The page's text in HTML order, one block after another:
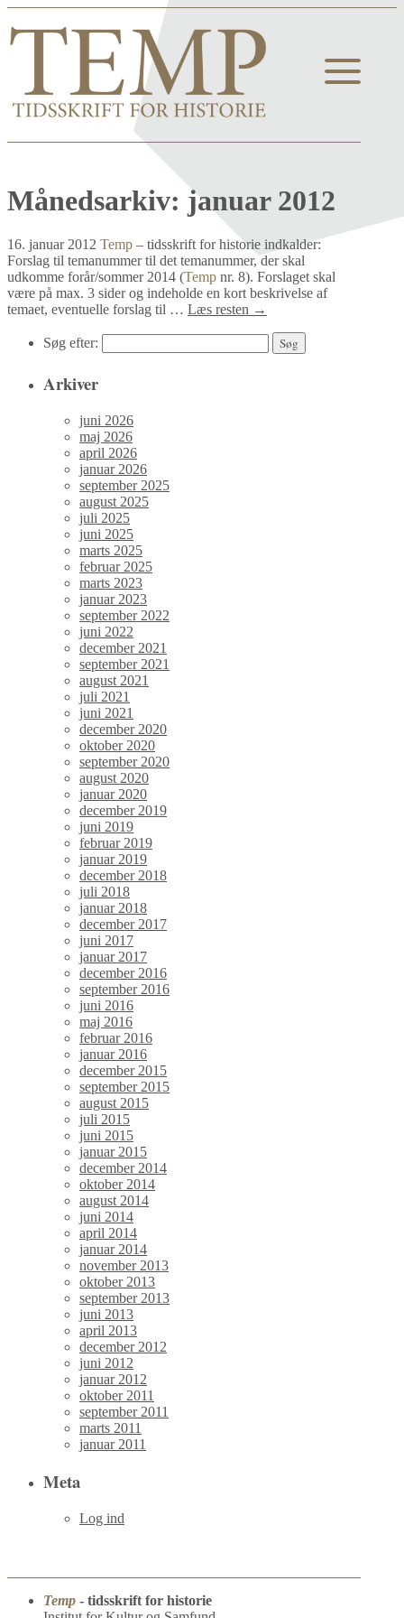
Månedsarkiv: januar 2012
16. januar 2012 Temp – tidsskrift for historie indkalder:
Forslag til temanummer til det temanummer, der skal
udkomme forår/sommer 2014 (Temp nr. 8). Forslaget skal
være på max. 3 sider og indeholde en kort beskrivelse af
temaet, eventuelle forslag til … Læs resten →
Søg efter:
Arkiver
juni 2026
maj 2026
april 2026
januar 2026
september 2025
august 2025
juli 2025
juni 2025
marts 2025
februar 2025
marts 2023
januar 2023
september 2022
juni 2022
december 2021
september 2021
august 2021
juli 2021
juni 2021
december 2020
oktober 2020
september 2020
august 2020
januar 2020
december 2019
juni 2019
februar 2019
januar 2019
december 2018
juli 2018
januar 2018
december 2017
juni 2017
januar 2017
december 2016
september 2016
juni 2016
maj 2016
februar 2016
januar 2016
december 2015
september 2015
august 2015
juli 2015
juni 2015
januar 2015
december 2014
oktober 2014
august 2014
juni 2014
april 2014
januar 2014
november 2013
oktober 2013
september 2013
juni 2013
april 2013
december 2012
juni 2012
januar 2012
oktober 2011
september 2011
marts 2011
januar 2011
Meta
Log ind
Temp - tidsskrift for historie